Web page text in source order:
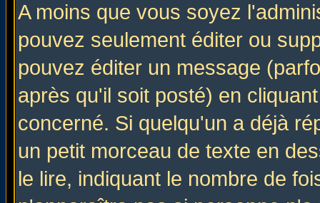
A moins que vous soyez
pouvez seulement éditer ou
pouvez éditer un message
après qu'il soit posté) en
concerné. Si quelqu'un a déjà
un petit morceau de texte en
le lire, indiquant le nombre de